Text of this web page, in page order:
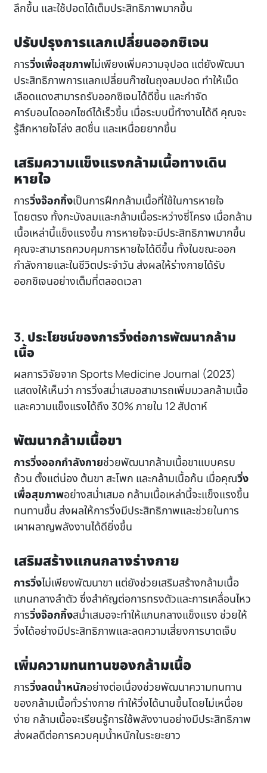
ลึกขึ้น และใช้ปอดได้เต็มประสิทธิภาพมากขึ้น
ปรับปรุงการแลกเปลี่ยนออกซิเจน
การวิ่งเพื่อสุขภาพไม่เพียงเพิ่มความจุปอด แต่ยังพัฒนา
ประสิทธิภาพการแลกเปลี่ยนก๊าซในถุงลมปอด ทำให้เม็ด
เลือดแดงสามารถรับออกซิเจนได้ดีขึ้น และกำจัด
คาร์บอนไดออกไซด์ได้เร็วขึ้น เมื่อระบบนี้ทำงานได้ดี คุณจะ
รู้สึกหายใจโล่ง สดชื่น และเหนื่อยยากขึ้น
เสริมความแข็งแรงกล้ามเนื้อทางเดิน
หายใจ
การวิ่งจ๊อกกิ้งเป็นการฝึกกล้ามเนื้อที่ใช้ในการหายใจ
โดยตรง ทั้งกะบังลมและกล้ามเนื้อระหว่างซี่โครง เมื่อกล้าม
เนื้อเหล่านี้แข็งแรงขึ้น การหายใจจะมีประสิทธิภาพมากขึ้น
คุณจะสามารถควบคุมการหายใจได้ดีขึ้น ทั้งในขณะออก
กำลังกายและในชีวิตประจำวัน ส่งผลให้ร่างกายได้รับ
ออกซิเจนอย่างเต็มที่ตลอดเวลา
3. ประโยชน์ของการวิ่งต่อการพัฒนากล้าม
เนื้อ
ผลการวิจัยจากSports Medicine Journal (2023)
แสดงให้เห็นว่า การวิ่งสม่ำเสมอสามารถเพิ่มมวลกล้ามเนื้อ
และความแข็งแรงได้ถึง 30% ภายใน 12 สัปดาห์
พัฒนากล้ามเนื้อขา
การวิ่งออกกำลังกายช่วยพัฒนากล้ามเนื้อขาแบบครบ
ถ้วน ตั้งแต่น่อง ต้นขา สะโพก และกล้ามเนื้อก้น เมื่อคุณวิ่ง
เพื่อสุขภาพอย่างสม่ำเสมอ กล้ามเนื้อเหล่านี้จะแข็งแรงขึ้น
ทนทานขึ้น ส่งผลให้การวิ่งมีประสิทธิภาพและช่วยในการ
เผาผลาญพลังงานได้ดียิ่งขึ้น
เสริมสร้างแกนกลางร่างกาย
การวิ่งไม่เพียงพัฒนาขา แต่ยังช่วยเสริมสร้างกล้ามเนื้อ
แกนกลางลำตัว ซึ่งสำคัญต่อการทรงตัวและการเคลื่อนไหว
การวิ่งจ๊อกกิ้งสม่ำเสมอจะทำให้แกนกลางแข็งแรง ช่วยให้
วิ่งได้อย่างมีประสิทธิภาพและลดความเสี่ยงการบาดเจ็บ
เพิ่มความทนทานของกล้ามเนื้อ
การวิ่งลดน้ำหนักอย่างต่อเนื่องช่วยพัฒนาความทนทาน
ของกล้ามเนื้อทั่วร่างกาย ทำให้วิ่งได้นานขึ้นโดยไม่เหนื่อย
ง่าย กล้ามเนื้อจะเรียนรู้การใช้พลังงานอย่างมีประสิทธิภาพ
ส่งผลดีต่อการควบคุมน้ำหนักในระยะยาว